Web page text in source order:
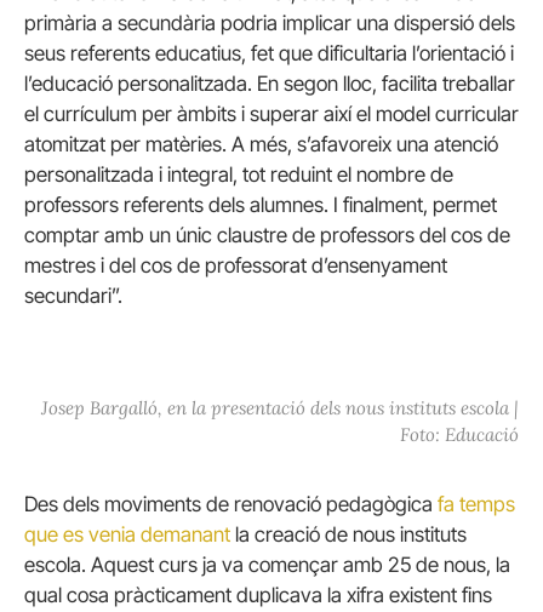
primària a secundària podria implicar una dispersió dels
seus referents educatius, fet que dificultaria l’orientació i
l’educació personalitzada. En segon lloc, facilita treballar
el currículum per àmbits i superar així el model curricular
atomitzat per matèries. A més, s’afavoreix una atenció
personalitzada i integral, tot reduint el nombre de
professors referents dels alumnes. I finalment, permet
comptar amb un únic claustre de professors del cos de
mestres i del cos de professorat d’ensenyament
secundari”.
Josep Bargalló, en la presentació dels nous instituts escola |
Foto: Educació
Des dels moviments de renovació pedagògica fa temps
que es venia demanant la creació de nous instituts
escola. Aquest curs ja va començar amb 25 de nous, la
qual cosa pràcticament duplicava la xifra existent fins